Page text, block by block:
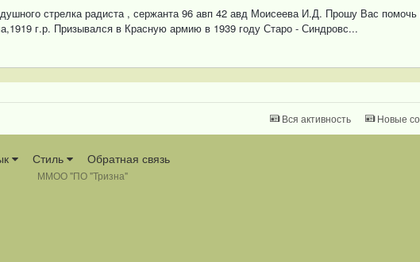
стрелка радиста , сержанта 96 авп 42 авд Моисеева И.Д. Прошу Вас
г.р. Призывался в Красную армию в 1939 году Старо - Синдровс...
Вся активность Новые
Стиль Обратная связь
ММОО "ПО "Тризна"